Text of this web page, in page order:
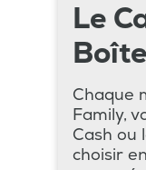
Le
Chaque
Family,
Cash ou
choisir